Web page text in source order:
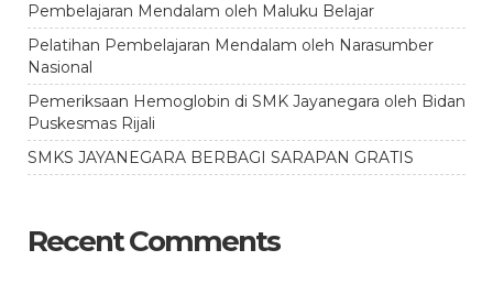
Pembelajaran Mendalam oleh Maluku Belajar
Pelatihan Pembelajaran Mendalam oleh Narasumber
Nasional
Pemeriksaan Hemoglobin di SMK Jayanegara oleh Bidan
Puskesmas Rijali
SMKS JAYANEGARA BERBAGI SARAPAN GRATIS
Recent Comments